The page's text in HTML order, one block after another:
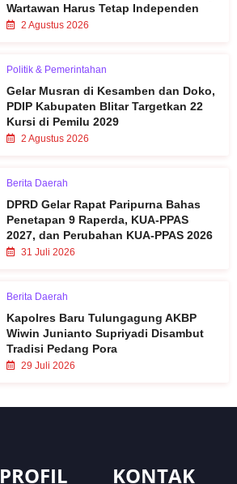
Wartawan Harus Tetap Independen
2 Agustus 2026
Politik & Pemerintahan
Gelar Musran di Kesamben dan Doko,
PDIP Kabupaten Blitar Targetkan 22
Kursi di Pemilu 2029
2 Agustus 2026
Berita Daerah
DPRD Gelar Rapat Paripurna Bahas
Penetapan 9 Raperda, KUA-PPAS
2027, dan Perubahan KUA-PPAS 2026
31 Juli 2026
Berita Daerah
Kapolres Baru Tulungagung AKBP
Wiwin Junianto Supriyadi Disambut
Tradisi Pedang Pora
29 Juli 2026
PROFIL KONTAK